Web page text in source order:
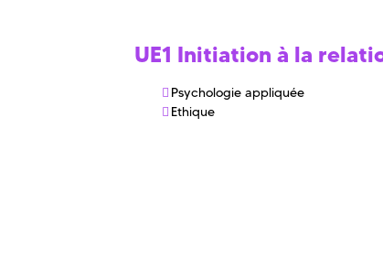
UE1 Initiation à la
Psychologie appliquée
Ethique